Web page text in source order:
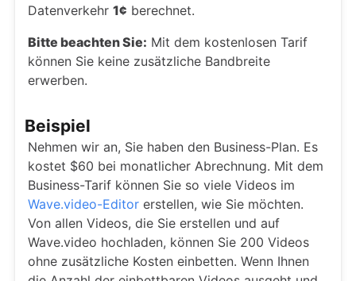
Datenverkehr 1¢ berechnet.
Bitte beachten Sie: Mit dem kostenlosen Tarif
können Sie keine zusätzliche Bandbreite
erwerben.
Beispiel
Nehmen wir an, Sie haben den Business-Plan. Es
kostet $60 bei monatlicher Abrechnung. Mit dem
Business-Tarif können Sie so viele Videos im
Wave.video-Editor erstellen, wie Sie möchten.
Von allen Videos, die Sie erstellen und auf
Wave.video hochladen, können Sie 200 Videos
ohne zusätzliche Kosten einbetten. Wenn Ihnen